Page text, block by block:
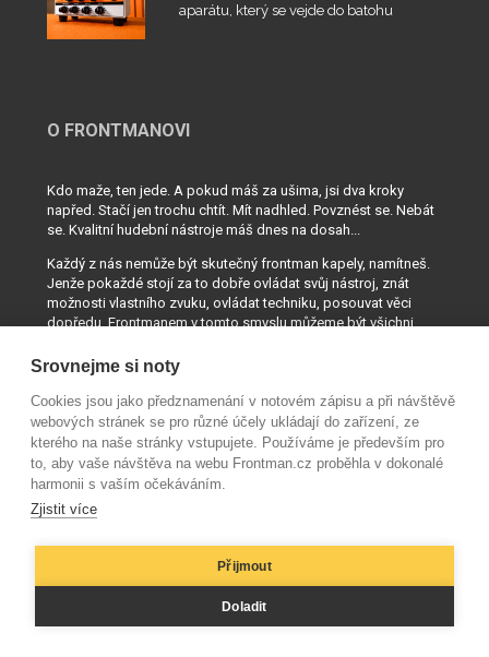
aparátu, který se vejde do batohu
O FRONTMANOVI
Kdo maže, ten jede. A pokud máš za ušima, jsi dva kroky
napřed. Stačí jen trochu chtít. Mít nadhled. Povznést se. Nebát
se. Kvalitní hudební nástroje máš dnes na dosah...
Každý z nás nemůže být skutečný frontman kapely, namítneš.
Jenže pokaždé stojí za to dobře ovládat svůj nástroj, znát
možnosti vlastního zvuku, ovládat techniku, posouvat věci
dopředu. Frontmanem v tomto smyslu můžeme být všichni.
Záleží nám na naší hudební scéně a podporujeme ji. Frontman
Tě chce inspirovat. Dodávat Ti sebevědomí. Pobavit Tě.
Rozvíjet Tvé myšlení. Povzbudit Tě k hraní...
redakce a kontakt
Srovnejme si noty
Cookies jsou jako předznamenání v notovém zápisu a při návštěvě
webových stránek se pro různé účely ukládají do zařízení, ze
kterého na naše stránky vstupujete. Používáme je především pro
to, aby vaše návštěva na webu Frontman.cz proběhla v dokonalé
harmonii s vaším očekáváním.
Zjistit více
Přijmout
Doladit